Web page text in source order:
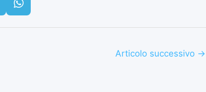
Articolo successivo →